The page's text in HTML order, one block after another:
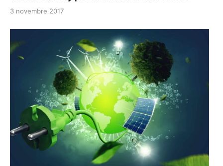
3 novembre 2017